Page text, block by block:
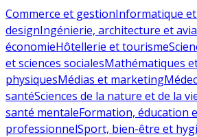
Commerce et gestionInformatique
designIngénierie, architecture et
économieHôtellerie et tourisme
et sciences socialesMathématiques
physiquesMédias et marketing
santéSciences de la nature et de la
santé mentaleFormation, éducation
professionnelSport, bien-être et